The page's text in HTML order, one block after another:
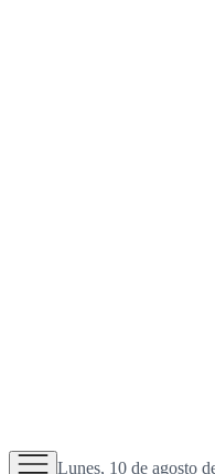
Lunes, 10 de agosto